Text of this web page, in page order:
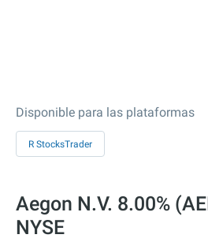
Disponible para las plataformas
R StocksTrader
Aegon N.V. 8.00%
NYSE